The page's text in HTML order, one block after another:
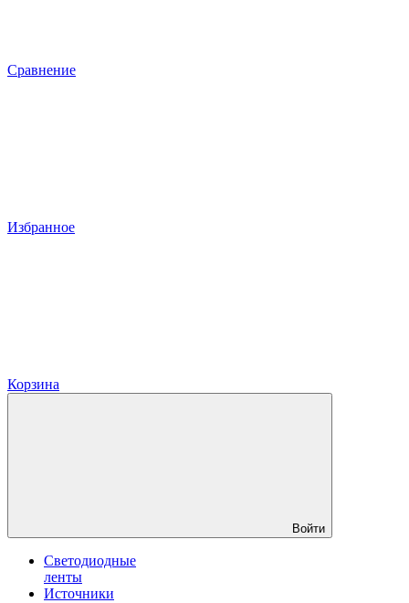
Сравнение
Избранное
Корзина
Войти
Светодиодные
ленты
Источники